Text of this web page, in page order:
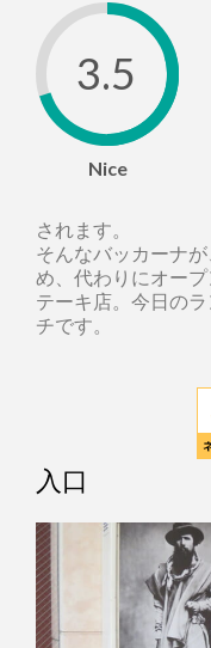
3.5
Nice
されます。
そんなバッカーナ
め、代わりにオー
テーキ店。今日の
チです。
入口